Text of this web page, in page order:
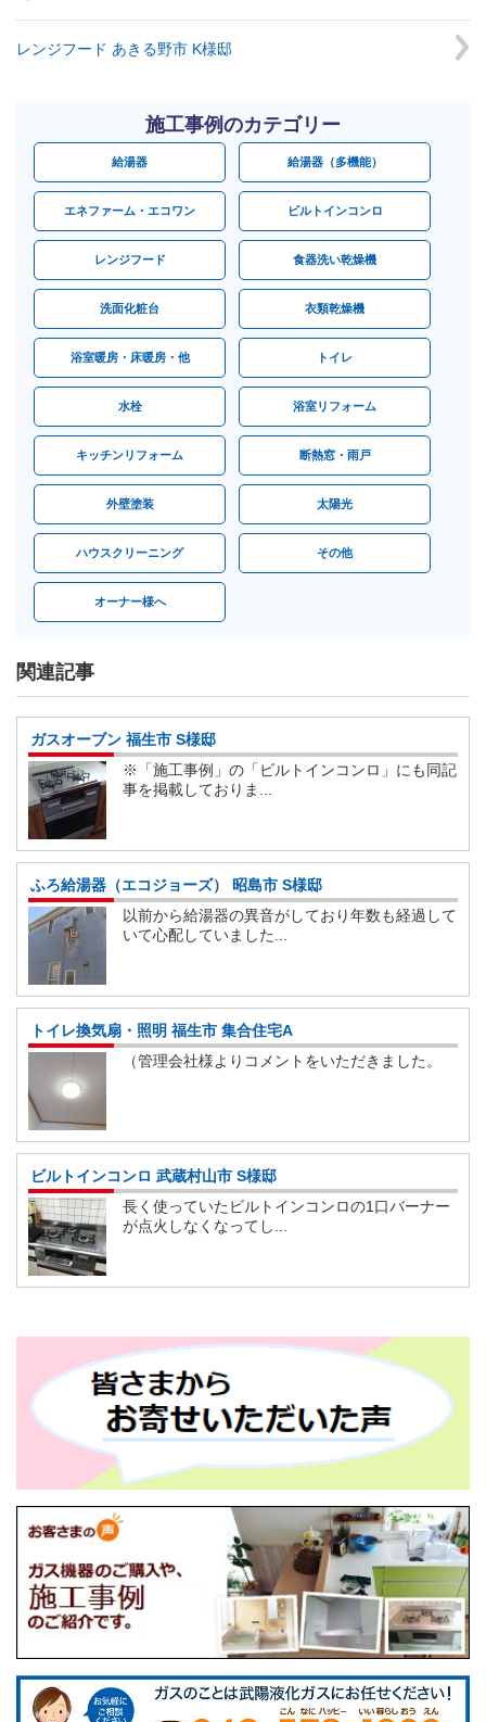
レンジフード あきる野市 K様邸
施工事例のカテゴリー
給湯器 給湯器（多機能）
エネファーム・エコワン ビルトインコンロ
レンジフード 食器洗い乾燥機
洗面化粧台 衣類乾燥機
浴室暖房・床暖房・他 トイレ
水栓 浴室リフォーム
キッチンリフォーム 断熱窓・雨戸
外壁塗装 太陽光
ハウスクリーニング その他
オーナー様へ
関連記事
ガスオーブン 福生市 S様邸
※「施工事例」の「ビルトインコンロ」にも同記
事を掲載しておりま...
ふろ給湯器（エコジョーズ） 昭島市 S様邸
以前から給湯器の異音がしており年数も経過して
いて心配していました...
トイレ換気扇・照明 福生市 集合住宅A
（管理会社様よりコメントをいただきました。
ビルトインコンロ 武蔵村山市 S様邸
長く使っていたビルトインコンロの1口バーナー
が点火しなくなってし...